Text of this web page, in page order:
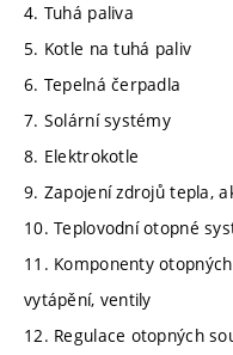
4. Tuhá paliva
5. Kotle na tuhá paliv
6. Tepelná čerpadla
7. Solární systémy
8. Elektrokotle
9. Zapojení zdrojů tepla,
10. Teplovodní otopné
11. Komponenty
vytápění, ventily
12. Regulace otopných